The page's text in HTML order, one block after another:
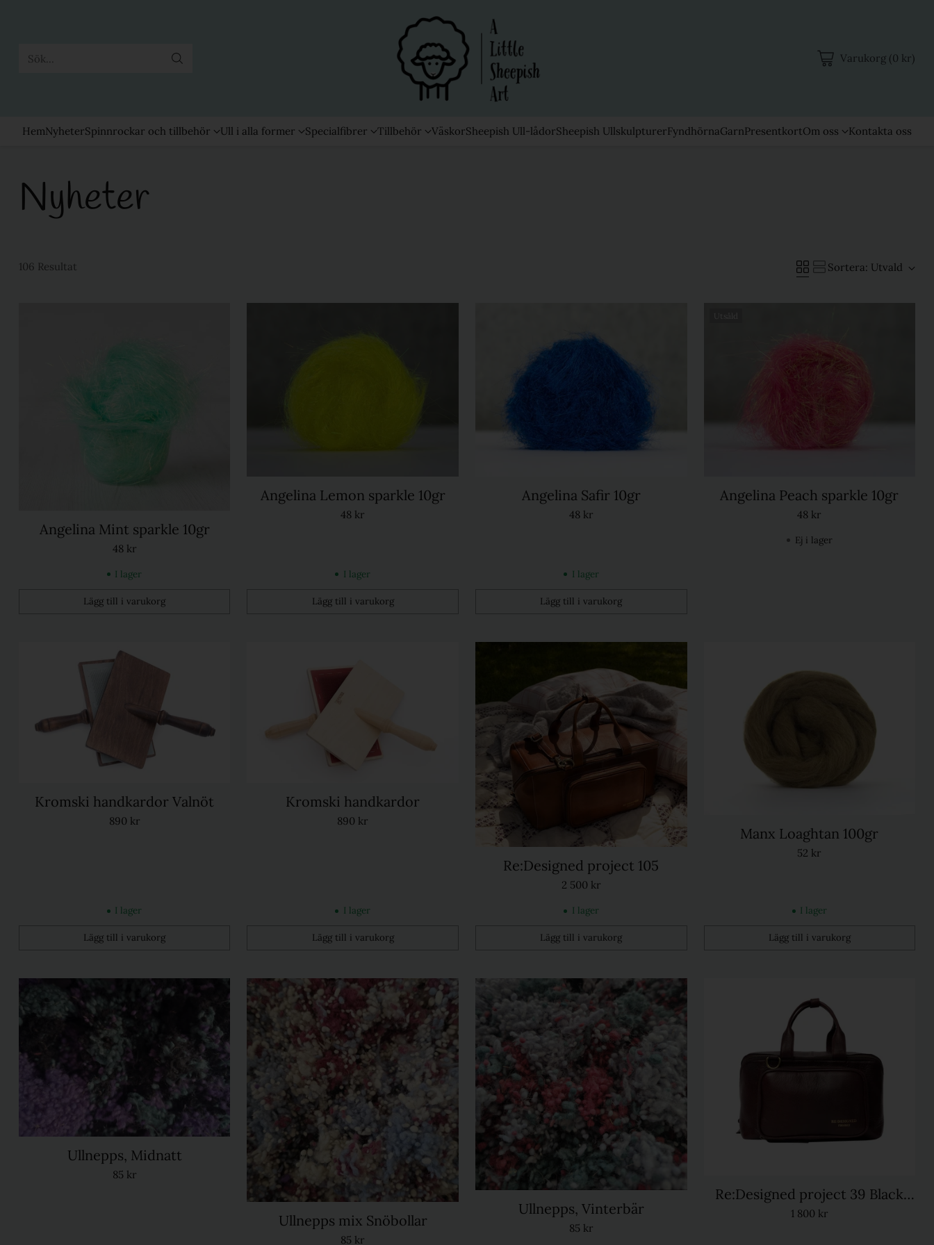
Sök... Varukorg (0 kr)
HemNyheterSpinnrockar och tillbehör Ull i alla former Specialfibrer Tillbehör VäskorSheepish Ull-lådorSheepish UllskulpturerFyndhörnaGarnPresentkortOm oss Kontakta oss
Nyheter
106 Resultat Sortera: Utvald
Angelina Mint sparkle 10gr
48 kr
I lager
Lägg till i varukorg
Angelina Lemon sparkle 10gr
48 kr
I lager
Lägg till i varukorg
Angelina Safir 10gr
48 kr
I lager
Lägg till i varukorg
Utsåld
Angelina Peach sparkle 10gr
48 kr
Ej i lager
Kromski handkardor Valnöt
890 kr
I lager
Lägg till i varukorg
Kromski handkardor
890 kr
I lager
Lägg till i varukorg
Re:Designed project 105
2 500 kr
I lager
Lägg till i varukorg
Manx Loaghtan 100gr
52 kr
I lager
Lägg till i varukorg
Ullnepps, Midnatt
85 kr
Ullnepps mix Snöbollar
85 kr
Ullnepps, Vinterbär
85 kr
Re:Designed project 39 Black
cherry
1 800 kr